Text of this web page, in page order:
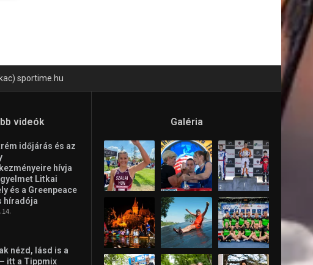
sportime.hu
videók
időjárás és az
hívja
Litkai
és a Greenpeace
híradója
nézd, lásd is a
itt a Tippmix
Galéria